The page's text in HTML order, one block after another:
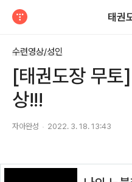
태권
수련영상/성인
[태권도장 무토
상!!!
자아완성 2022. 3. 18. 13:43